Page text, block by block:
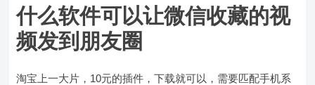
什么软件可以让微信收藏的视
频发到朋友圈
淘宝上一大片，10元的插件，下载就可以，需要匹配手机系